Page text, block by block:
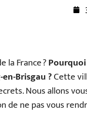
la France ?
Brisgau ?Cette
Nous allons
de ne pas vous